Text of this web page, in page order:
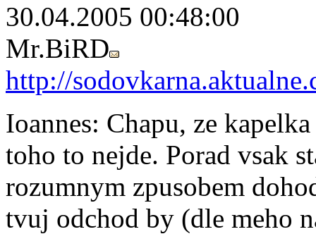
30.04.2005 00:48:00
Mr.BiRD
http://
Ioannes: Chapu, ze
toho to nejde. Porad vsak
rozumnym zpusobem
tvuj odchod by (dle meho